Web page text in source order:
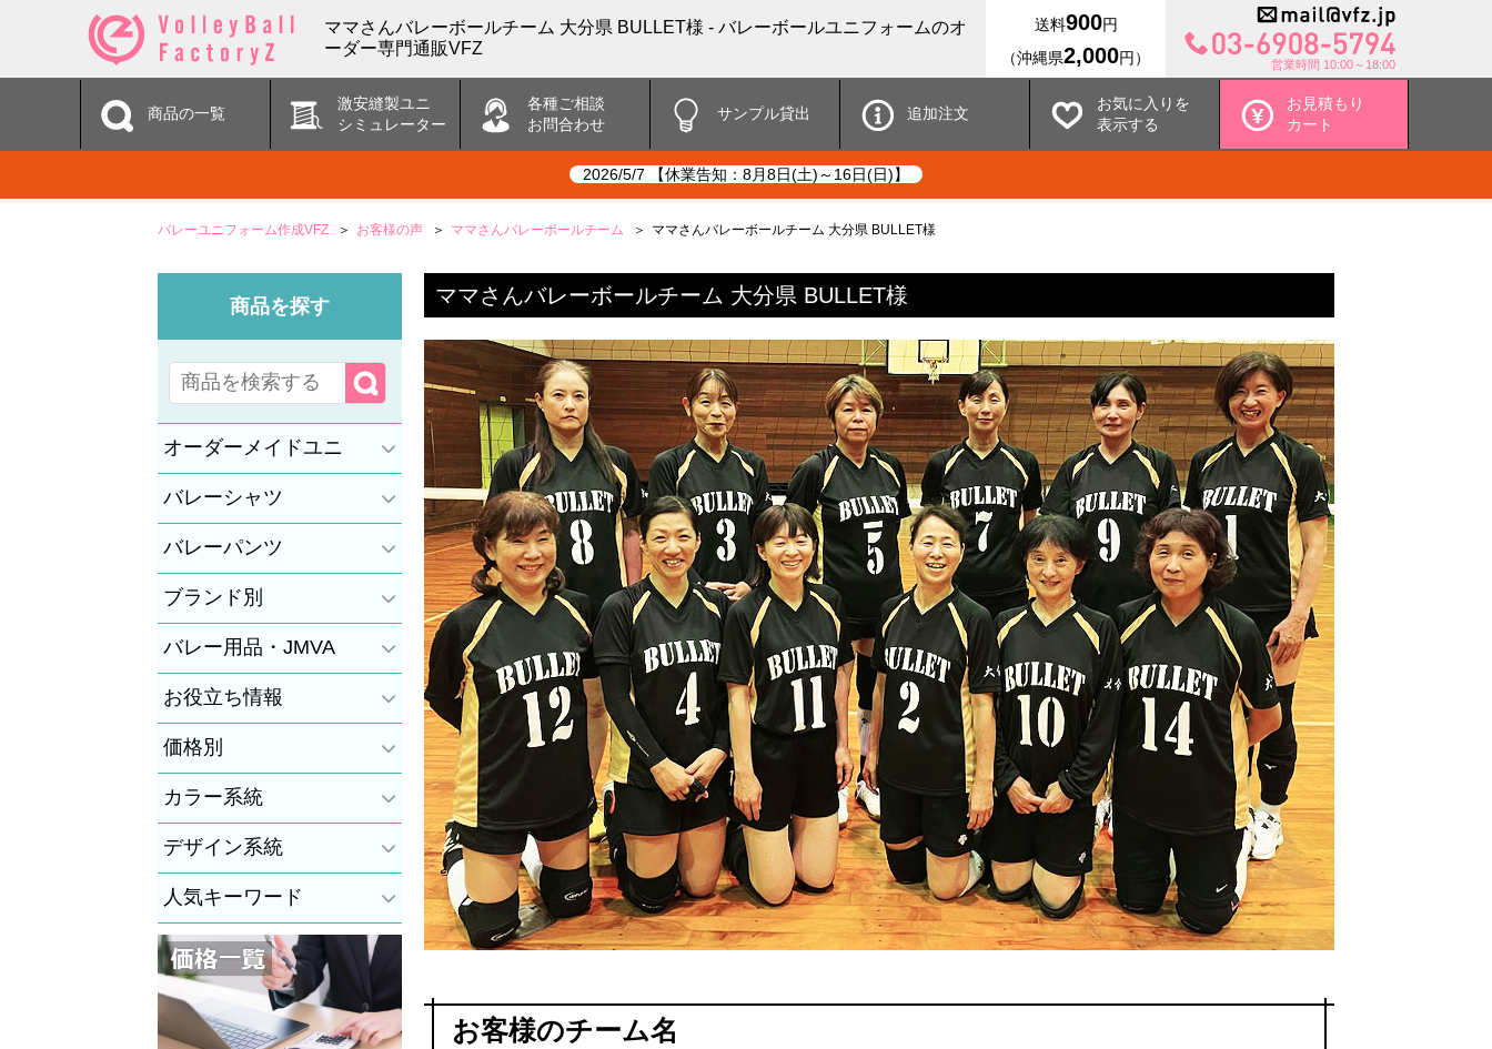
ママさんバレーボールチーム 大分県 BULLET様 - バレーボールユニフォームのオ
ーダー専門通販VFZ
送料900円
（沖縄県2,000円） 営業時間 10:00～18:00
商品の一覧
激安縫製ユニ
シミュレーター
各種ご相談
お問合わせ
サンプル貸出 追加注文
お気に入りを
表示する
お見積もり
カート
2026/5/7 【休業告知：8月8日(土)～16日(日)】
バレーユニフォーム作成VFZ お客様の声 ママさんバレーボールチーム ママさんバレーボールチーム 大分県 BULLET様
ママさんバレーボールチーム 大分県 BULLET様
お客様のチーム名
商品を探す
オーダーメイドユニ
バレーシャツ
バレーパンツ
ブランド別
バレー用品・JMVA
お役立ち情報
価格別
カラー系統
デザイン系統
人気キーワード